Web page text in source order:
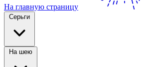
На главную страницу